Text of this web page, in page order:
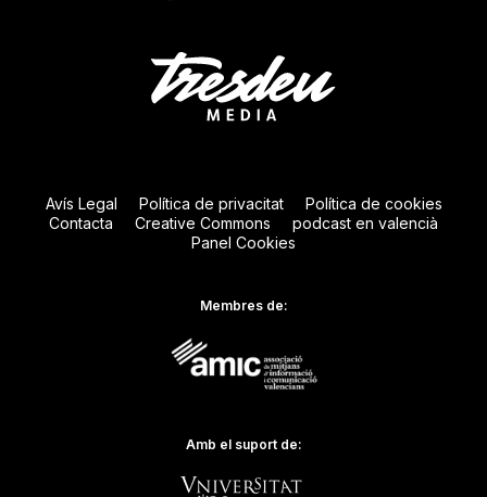
Avís Legal Política de privacitat
Política de cookies
Contacta
Creative Commons
podcast en valencià
Panel Cookies
Membres de:
Amb el suport de: